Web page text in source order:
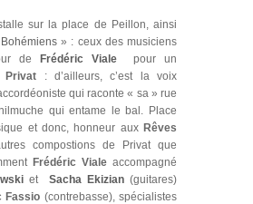
sur la place de Peillon, ainsi
Bohémiens» : ceux des musiciens
de Frédéric Viale pour un
Privat : d’ailleurs, c’est la voix
qui raconte « sa » rue
qui entame le bal. Place
et donc, honneur aux Rêves
compostions de Privat que
Frédéric Viale accompagné
et Sacha Ekizian (guitares)
Fassio (contrebasse), spécialistes